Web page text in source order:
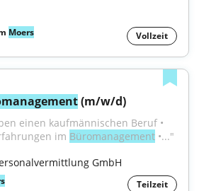
Moers Vollzeit
(m/w/d)
einen kaufmännischen Beruf •
im Büromanagement •..."
GmbH
Teilzeit